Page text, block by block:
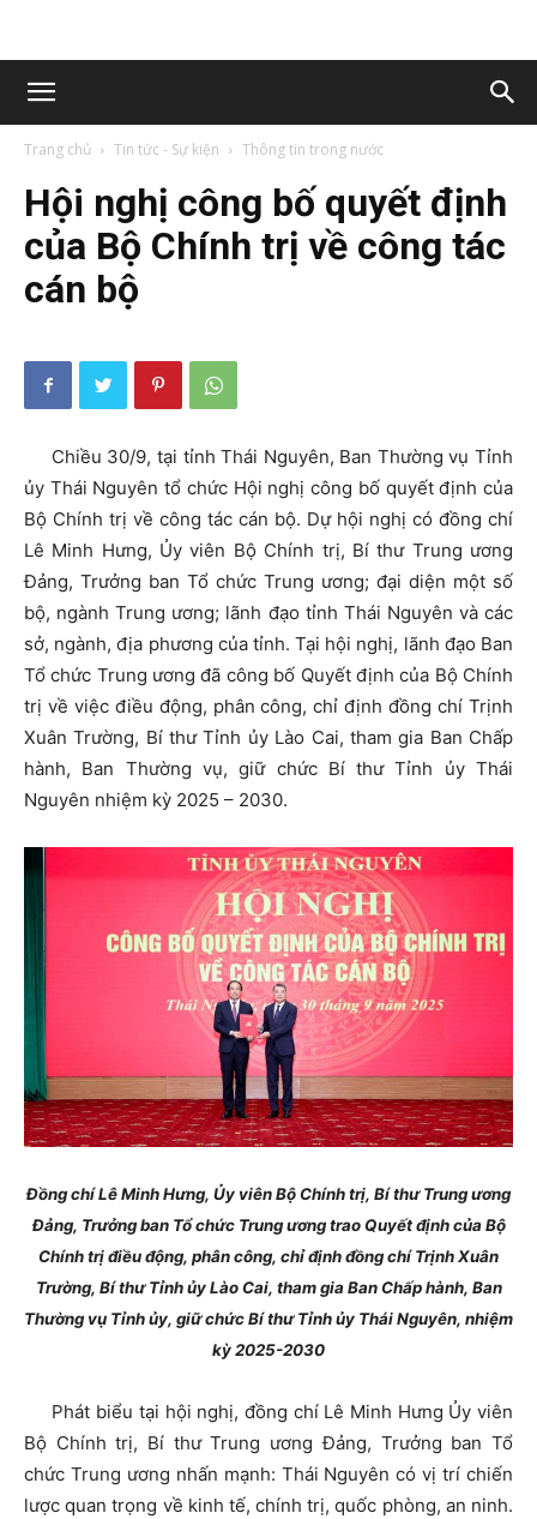
Trang chủ Tin tức - Sự kiện Thông tin trong nước
Hội nghị công bố quyết định
của Bộ Chính trị về công tác
cán bộ
Chiều 30/9, tại tỉnh Thái Nguyên, Ban Thường vụ Tỉnh
ủy Thái Nguyên tổ chức Hội nghị công bố quyết định của
Bộ Chính trị về công tác cán bộ. Dự hội nghị có đồng chí
Lê Minh Hưng, Ủy viên Bộ Chính trị, Bí thư Trung ương
Đảng, Trưởng ban Tổ chức Trung ương; đại diện một số
bộ, ngành Trung ương; lãnh đạo tỉnh Thái Nguyên và các
sở, ngành, địa phương của tỉnh. Tại hội nghị, lãnh đạo Ban
Tổ chức Trung ương đã công bố Quyết định của Bộ Chính
trị về việc điều động, phân công, chỉ định đồng chí Trịnh
Xuân Trường, Bí thư Tỉnh ủy Lào Cai, tham gia Ban Chấp
hành, Ban Thường vụ, giữ chức Bí thư Tỉnh ủy Thái
Nguyên nhiệm kỳ 2025 – 2030.
Đồng chí Lê Minh Hưng, Ủy viên Bộ Chính trị, Bí thư Trung ương
Đảng, Trưởng ban Tổ chức Trung ương trao Quyết định của Bộ
Chính trị điều động, phân công, chỉ định đồng chí Trịnh Xuân
Trường, Bí thư Tỉnh ủy Lào Cai, tham gia Ban Chấp hành, Ban
Thường vụ Tỉnh ủy, giữ chức Bí thư Tỉnh ủy Thái Nguyên, nhiệm
kỳ 2025-2030
Phát biểu tại hội nghị, đồng chí Lê Minh Hưng Ủy viên
Bộ Chính trị, Bí thư Trung ương Đảng, Trưởng ban Tổ
chức Trung ương nhấn mạnh: Thái Nguyên có vị trí chiến
lược quan trọng về kinh tế, chính trị, quốc phòng, an ninh.